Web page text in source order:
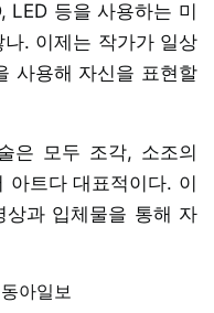
LED 등을 사용하는 미
. 이제는 작가가 일상
사용해 자신을 표현할
은 모두 조각, 소조의
아트다 대표적이다. 이
상과 입체물을 통해 자